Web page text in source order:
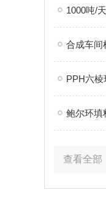
合成车间
PPH六
鲍尔环填
查看全部